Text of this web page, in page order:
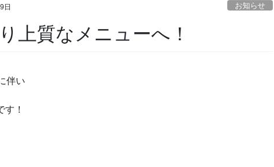
日 お知らせ
上質なメニューへ！
伴い
！